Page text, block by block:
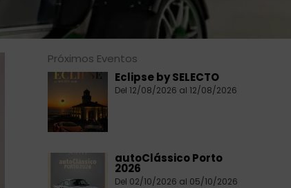
Próximos Eventos
Eclipse by SELECTO
Del 12/08/2026 al 12/08/2026
autoClássico Porto
2026
Del 02/10/2026 al 05/10/2026